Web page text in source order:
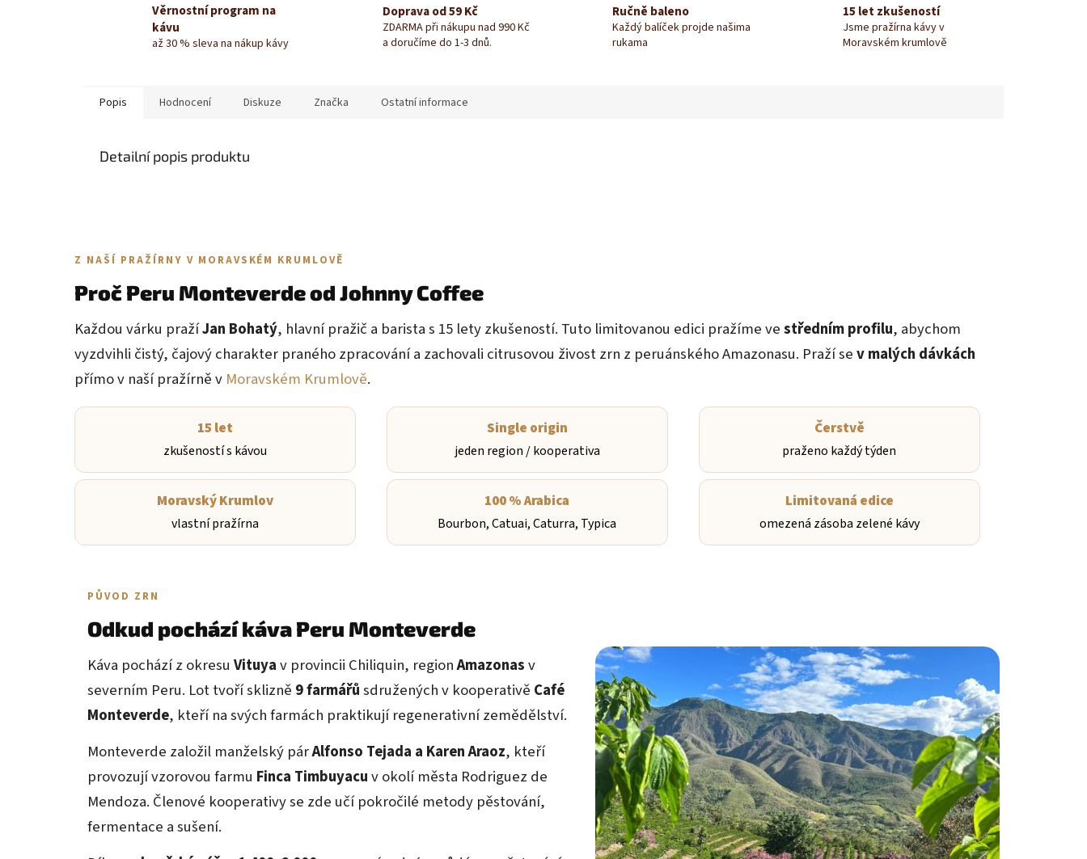
Věrnostní program na
kávu
až 30 % sleva na nákup kávy
Doprava od 59 Kč
ZDARMA při nákupu nad 990 Kč
a doručíme do 1-3 dnů.
Ručně baleno
Každý balíček projde našima
rukama
15 let zkušeností
Jsme pražírna kávy v
Moravském krumlově
Popis Hodnocení Diskuze Značka Ostatní informace
Detailní popis produktu
Z NAŠÍ PRAŽÍRNY V MORAVSKÉM KRUMLOVĚ
Proč Peru Monteverde od Johnny Coffee
Každou várku pražíJan Bohatý, hlavní pražič a barista s 15 lety zkušeností. Tuto limitovanou edici pražíme vestředním profilu, abychom
vyzdvihli čistý, čajový charakter praného zpracování a zachovali citrusovou živost zrn z peruánského Amazonasu. Praží sev malých dávkách
přímo v naší pražírně v Moravském Krumlově.
15 let
zkušeností s kávou
Single origin
jeden region / kooperativa
Čerstvě
praženo každý týden
Moravský Krumlov
vlastní pražírna
100 % Arabica
Bourbon, Catuai, Caturra, Typica
Limitovaná edice
omezená zásoba zelené kávy
PŮVOD ZRN
Odkud pochází káva Peru Monteverde
Káva pochází z okresu Vituyav provincii Chiliquin, regionAmazonasv
severním Peru. Lot tvoří sklizně 9 farmářůsdružených v kooperativě Café
Monteverde, kteří na svých farmách praktikují regenerativní zemědělství.
Monteverde založil manželský párAlfonso Tejada a Karen Araoz, kteří
provozují vzorovou farmu Finca Timbuyacuv okolí města Rodriguez de
Mendoza. Členové kooperativy se zde učí pokročilé metody pěstování,
fermentace a sušení.